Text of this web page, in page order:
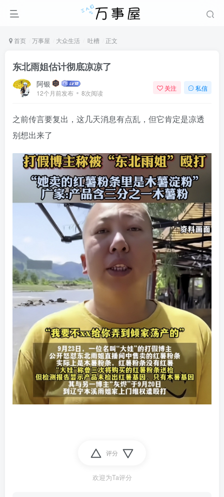
首页 万事屋 大众生活 吐槽 正文
东北雨姐估计彻底凉凉了
阿银
12个月前发布 8次阅读
关注 私信
之前传言要复出，这几天消息有点乱，但它肯定是凉透
别想出来了
评分
欢迎为Ta评分